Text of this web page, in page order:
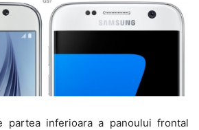
partea inferioara a panoului frontal